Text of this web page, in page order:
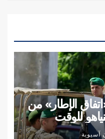
الإطار» من
للوقت
آسيوية